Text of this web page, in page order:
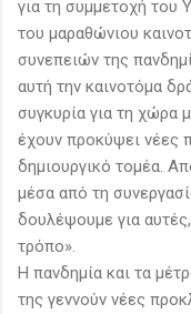
για τη συμμετοχή του
του μαραθώνιου
συνεπειών της
αυτή την καινοτόμα
συγκυρία για τη χώρα
έχουν προκύψει νέες
δημιουργικό τομέα.
μέσα από τη
δουλέψουμε για
τρόπο».
H πανδημία και τα
της γεννούν νέες